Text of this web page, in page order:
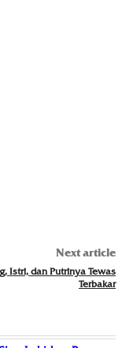
Next article
Istri, dan Putrinya Tewas
Terbakar